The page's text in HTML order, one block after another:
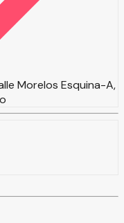
Morelos Esquina-A,